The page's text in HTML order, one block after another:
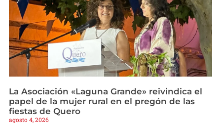
La Asociación «Laguna Grande» reivindica el
papel de la mujer rural en el pregón de las
fiestas de Quero
agosto 4, 2026